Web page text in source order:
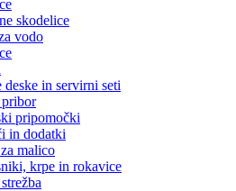
skodelice
vodo
deske in servirni seti
pripomočki
in dodatki
malico
krpe in rokavice